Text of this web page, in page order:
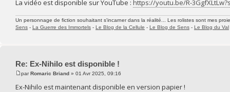
La vidéo est disponible sur YouTube : https://youtu.be/R-
Un personnage de fiction souhaitant s'incarner dans la réalité... Les rolistes sont mes
Sens - La Guerre des Immortels - Le Blog de la Cellule - Le Blog de Sens - Le Blog du Val
Re: Ex-Nihilo est disponible !
parRomaric Briand » 01 Avr 2025, 09:16
Ex-Nihilo est maintenant disponible en version papier !